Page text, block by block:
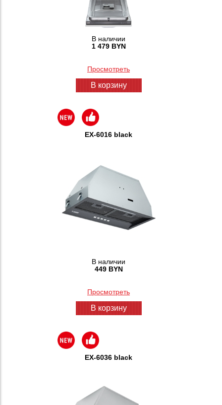
В наличии
1 479 BYN
Просмотреть
В корзину
EX-6016 black
В наличии
449 BYN
Просмотреть
В корзину
EX-6036 black